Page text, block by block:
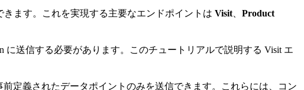
きます。これを実現する主要なエンドポイントは Visit
Product
送信する必要があります。このチュートリアルで説明する Visit エ
定義されたデータポイントのみを送信できます。これらには、コン